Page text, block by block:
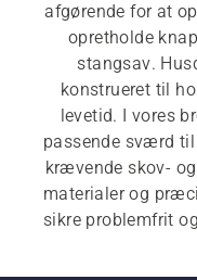
afgørende for at
opretholde
stangsav.
konstrueret til
levetid. I vores
passende sværd
krævende skov-
materialer og
sikre problemfrit